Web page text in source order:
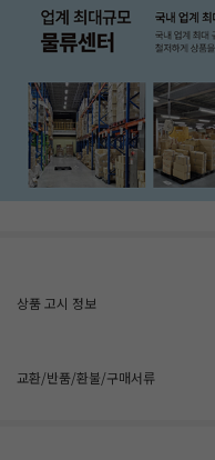
상품 고시 정보
교환/반품/환불/구매서류